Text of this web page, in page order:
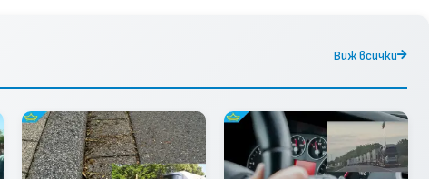
Виж всички